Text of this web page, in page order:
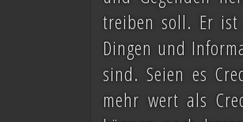
treiben soll. Er
Dingen und
sind. Seien es
mehr wert als